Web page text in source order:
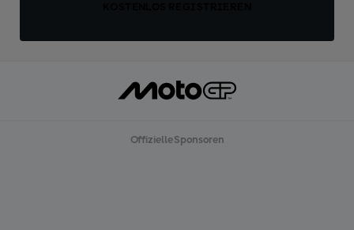
Offizielle Sponsoren